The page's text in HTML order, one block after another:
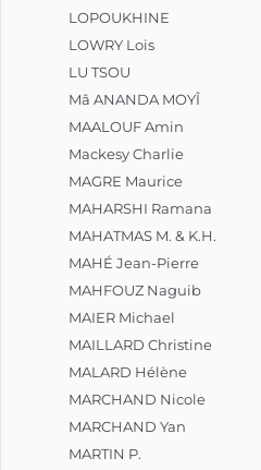
LOPOUKHINE
LOWRY Lois
LU TSOU
Mâ ANANDA MOYÎ
MAALOUF Amin
Mackesy Charlie
MAGRE Maurice
MAHARSHI Ramana
MAHATMAS M. & K.H.
MAHÉ Jean-Pierre
MAHFOUZ Naguib
MAIER Michael
MAILLARD Christine
MALARD Hélène
MARCHAND Nicole
MARCHAND Yan
MARTIN P.